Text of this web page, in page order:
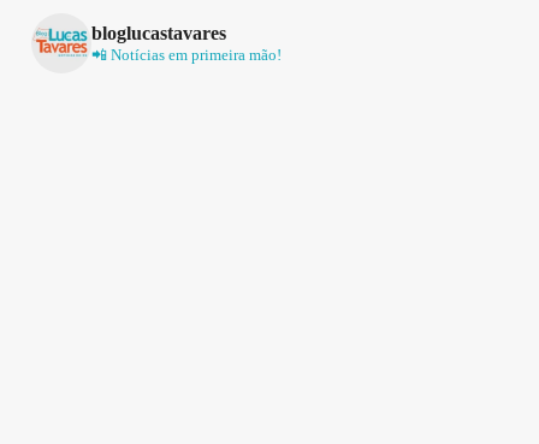
bloglucastavares
📲 Notícias em primeira mão!